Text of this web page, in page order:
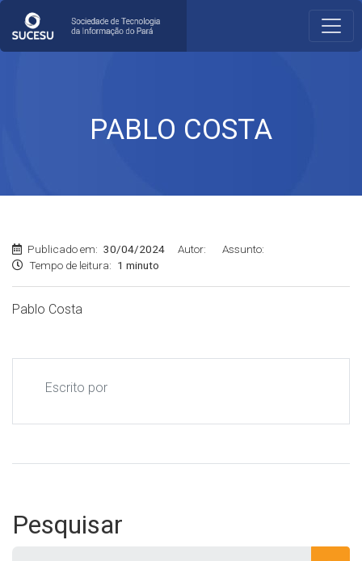
PABLO COSTA
Publicado em: 30/04/2024 Autor:
Assunto:
Tempo de leitura: 1 minuto
Pablo Costa
Escrito por
Pesquisar